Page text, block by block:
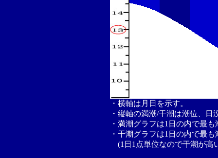
・横軸は月日を示す。
・縦軸の満潮/干潮は潮位、
・満潮グラフは1日の内で最
・干潮グラフは1日の内で最
(1日1点単位なので干潮が高